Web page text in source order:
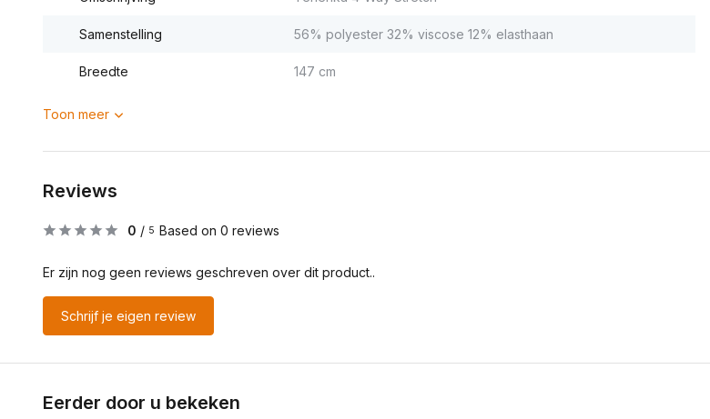
Samenstelling 56% polyester 32% viscose 12% elasthaan
Breedte 147 cm
Toon meer
Reviews
0 / 5 Based on 0 reviews
Er zijn nog geen reviews geschreven over dit product..
Schrijf je eigen review
Eerder door u bekeken